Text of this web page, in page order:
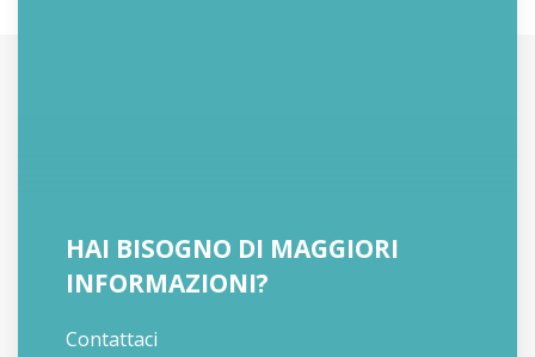
HAI BISOGNO DI MAGGIORI
INFORMAZIONI?
Contattaci